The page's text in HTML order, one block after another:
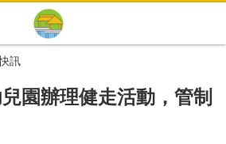
訊
園辦理健走活動，管制